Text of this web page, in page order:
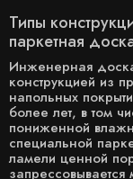
Типы
паркетная
Инженерная
конструкцией из
напольных
более лет, в том
пониженной
специальной
ламели ценной